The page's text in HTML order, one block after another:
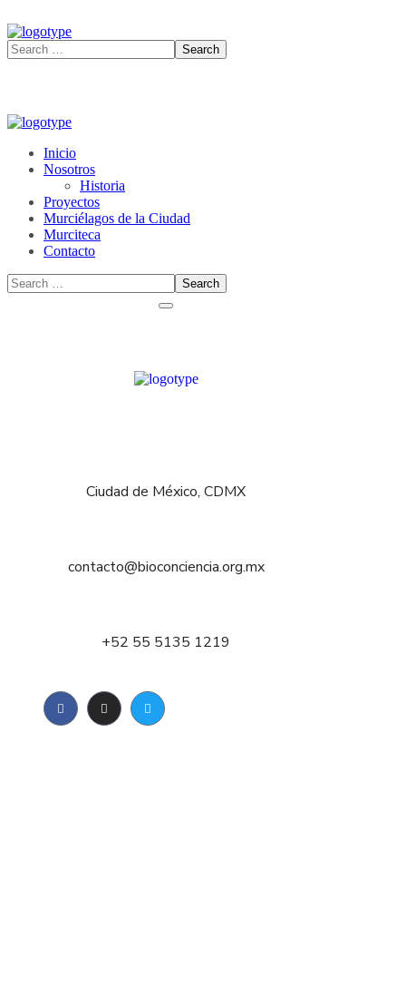
Inicio
Nosotros
Historia
Proyectos
Murciélagos de la Ciudad
Murciteca
Contacto
Ciudad de México, CDMX
contacto@bioconciencia.org.mx
+52 55 5135 1219